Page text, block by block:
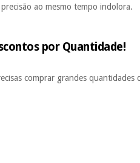
ao mesmo tempo indolora.
por Quantidade!
comprar grandes